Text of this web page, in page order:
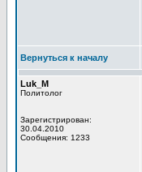
Вернуться к началу
Luk_M
Политолог
Зарегистрирован:
30.04.2010
Сообщения: 1233